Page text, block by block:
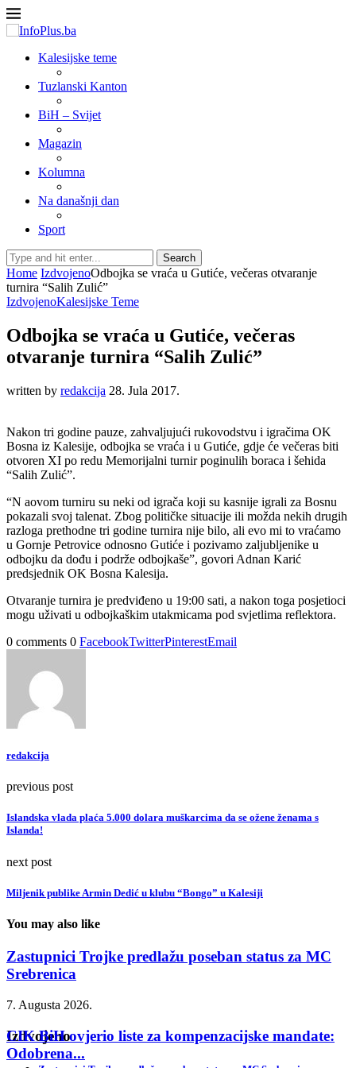
Kalesijske teme
Tuzlanski Kanton
BiH – Svijet
Magazin
Kolumna
Na današnji dan
Sport
Search
Home IzdvojenoOdbojka se vraća u Gutiće, večeras otvaranje
turnira “Salih Zulić”
IzdvojenoKalesijske Teme
Odbojka se vraća u Gutiće, večeras
otvaranje turnira “Salih Zulić”
written by redakcija 28. Jula 2017.
Nakon tri godine pauze, zahvaljujući rukovodstvu i igračima OK
Bosna iz Kalesije, odbojka se vraća i u Gutiće, gdje će večeras biti
otvoren XI po redu Memorijalni turnir poginulih boraca i šehida
“Salih Zulić”.
“N aovom turniru su neki od igrača koji su kasnije igrali za Bosnu
pokazali svoj talenat. Zbog političke situacije ili možda nekih drugih
razloga prethodne tri godine turnira nije bilo, ali evo mi to vraćamo
u Gornje Petrovice odnosno Gutiće i pozivamo zaljubljenike u
odbojku da dođu i podrže odbojkaše”, govori Adnan Karić
predsjednik OK Bosna Kalesija.
Otvaranje turnira je predviđeno u 19:00 sati, a nakon toga posjetioci
mogu uživati u odbojkaškim utakmicama pod svjetlima reflektora.
0 comments 0 FacebookTwitterPinterestEmail
redakcija
previous post
Islandska vlada plaća 5.000 dolara muškarcima da se ožene ženama s
Islanda!
next post
Miljenik publike Armin Dedić u klubu “Bongo” u Kalesiji
You may also like
Zastupnici Trojke predlažu poseban status za MC
Srebrenica
7. Augusta 2026.
CIK BiH ovjerio liste za kompenzacijske mandate:
Odobrena...
Izdvojeno